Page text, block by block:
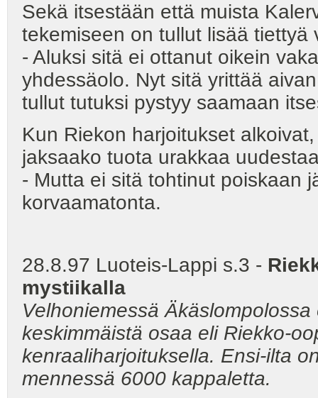
Sekä itsestään että muista
tekemiseen on tullut lisää
- Aluksi sitä ei ottanut oikein
yhdessäolo. Nyt sitä yrittää
tullut tutuksi pystyy saamaan
Kun Riekon harjoitukset
jaksaako tuota urakkaa
- Mutta ei sitä tohtinut poiskaan
korvaamatonta.
28.8.97 Luoteis-Lappi s.3 -
mystiikalla
Velhoniemessä
keskimmäistä osaa eli Riekko-
kenraaliharjoituksella. Ensi-ilta
mennessä 6000 kappaletta.